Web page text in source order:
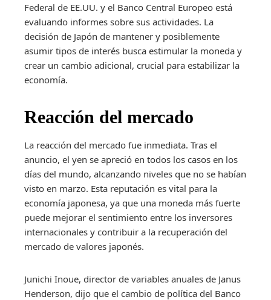
Federal de EE.UU. y el Banco Central Europeo está
evaluando informes sobre sus actividades. La
decisión de Japón de mantener y posiblemente
asumir tipos de interés busca estimular la moneda y
crear un cambio adicional, crucial para estabilizar la
economía.
Reacción del mercado
La reacción del mercado fue inmediata. Tras el
anuncio, el yen se apreció en todos los casos en los
días del mundo, alcanzando niveles que no se habían
visto en marzo. Esta reputación es vital para la
economía japonesa, ya que una moneda más fuerte
puede mejorar el sentimiento entre los inversores
internacionales y contribuir a la recuperación del
mercado de valores japonés.
Junichi Inoue, director de variables anuales de Janus
Henderson, dijo que el cambio de política del Banco